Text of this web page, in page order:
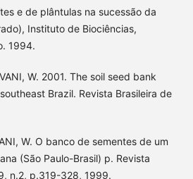
e de plântulas na sucessão da
Instituto de Biociências,
1994.
W. 2001. The soil seed bank
Brazil. Revista Brasileira de
W. O banco de sementes de um
(São Paulo-Brasil) p. Revista
n.2, p.319-328, 1999.